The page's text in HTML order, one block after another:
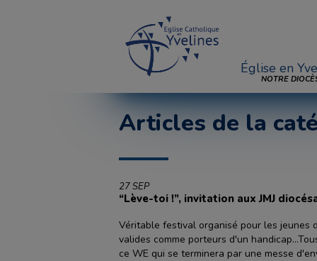
Église en
NOTRE
Articles de la
27 SEP
“Lève-toi !”, invitation aux JMJ
Véritable festival organisé pour les jeunes
valides comme porteurs d'un
ce WE qui se terminera par une messe